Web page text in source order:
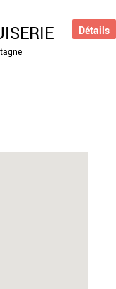
Détails